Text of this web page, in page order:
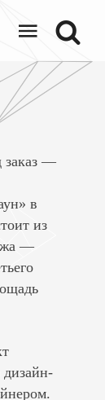
заказ —
в
из
—
дизайн-